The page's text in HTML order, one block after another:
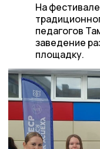
На
педагогов
заведение
площадку.